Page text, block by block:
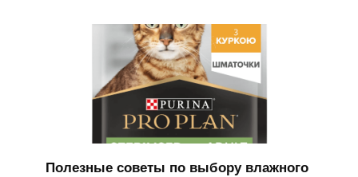
Полезные советы по выбору влажного